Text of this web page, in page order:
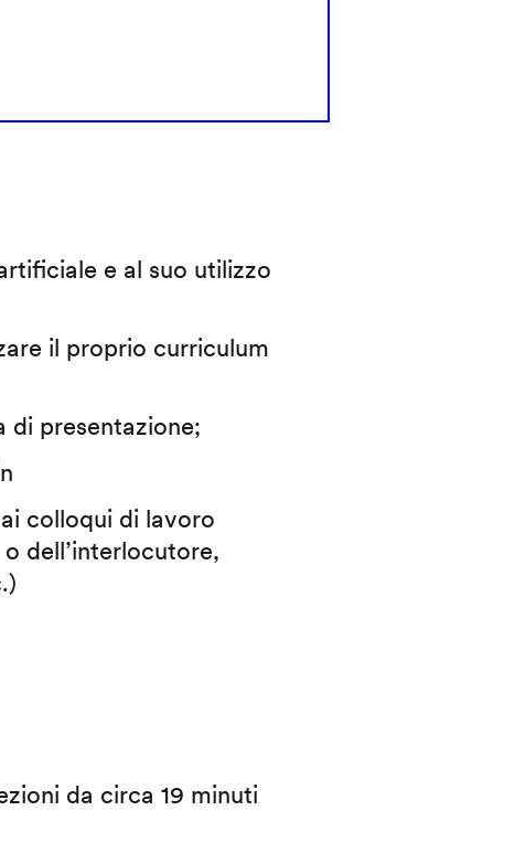
e al suo utilizzo
il proprio curriculum
di presentazione;
colloqui di lavoro
dell’interlocutore,
da circa 19 minuti